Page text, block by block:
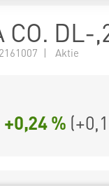
CO. DL-
| Aktie
+0,24 % (